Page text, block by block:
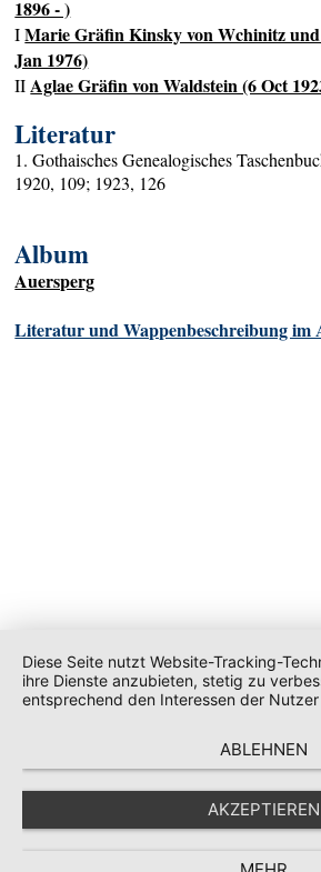
1896 - )
IMarie Gräfin Kinsky von Wchinitz und
Jan 1976)
IIAglae Gräfin von Waldstein (6 Oct
Literatur
1. Gothaisches Genealogisches
1920, 109; 1923, 126
Album
Auersperg
Literatur und Wappenbeschreibung im
Diese Seite nutzt Website-Tracking-
ihre Dienste anzubieten, stetig zu
entsprechend den Interessen der
ABLEHNEN
AKZEPTIEREN